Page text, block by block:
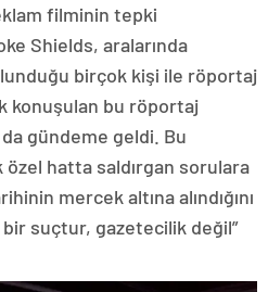
filminin tepki
Shields, aralarında
birçok kişi ile röportaj
konuşulan bu röportaj
da gündeme geldi. Bu
özel hatta saldırgan sorulara
mercek altına alındığını
suçtur, gazetecilik değil”